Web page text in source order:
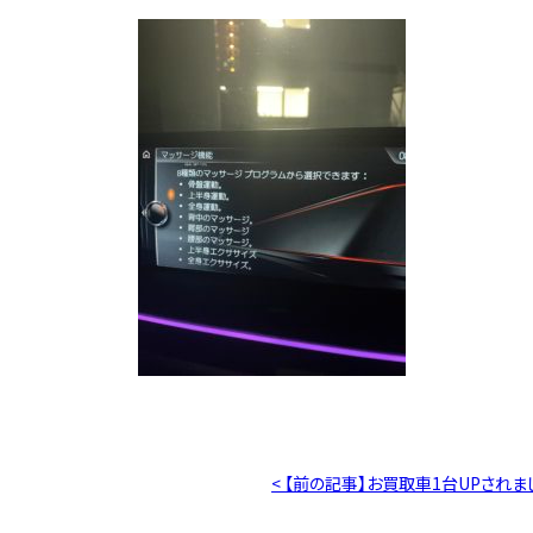
< 【前の記事】お買取車1台UPされま